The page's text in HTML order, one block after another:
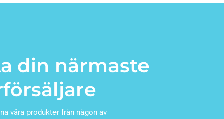
din närmaste
våra produkter från någon av